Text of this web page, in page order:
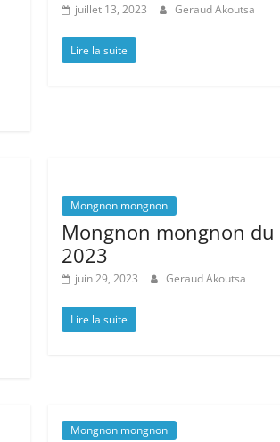
juillet 13, 2023 Geraud Akoutsa
Lire la suite
Mongnon mongnon
Mongnon mongnon du
2023
juin 29, 2023 Geraud Akoutsa
Lire la suite
Mongnon mongnon